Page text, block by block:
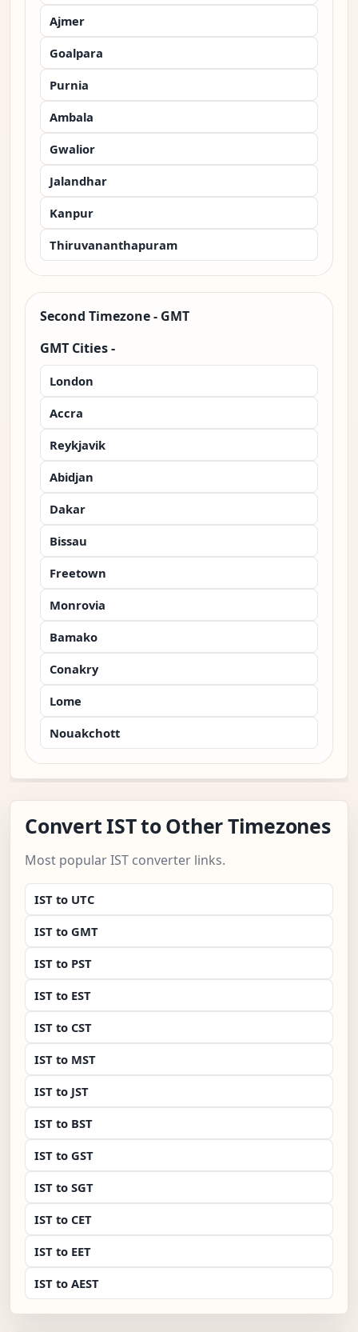
Ajmer
Goalpara
Purnia
Ambala
Gwalior
Jalandhar
Kanpur
Thiruvananthapuram
Second Timezone - GMT
GMT Cities -
London
Accra
Reykjavik
Abidjan
Dakar
Bissau
Freetown
Monrovia
Bamako
Conakry
Lome
Nouakchott
Convert IST to Other Timezones
Most popular IST converter links.
IST to UTC
IST to GMT
IST to PST
IST to EST
IST to CST
IST to MST
IST to JST
IST to BST
IST to GST
IST to SGT
IST to CET
IST to EET
IST to AEST